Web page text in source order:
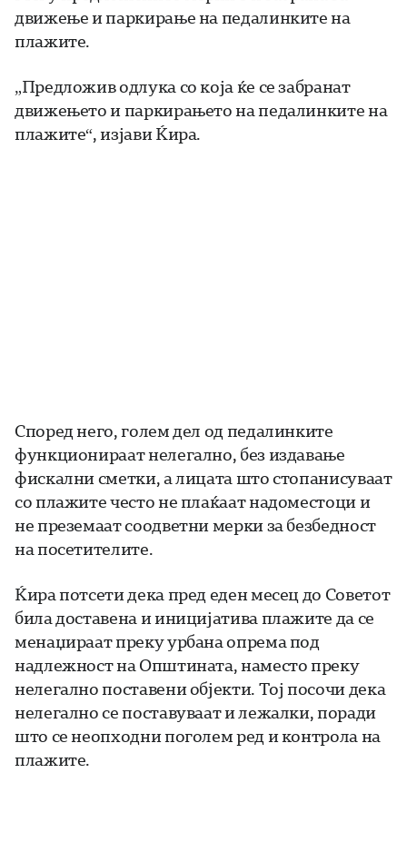
движење и паркирање на педалинките на
плажите.
„Предложив одлука со која ќе се забранат
движењето и паркирањето на педалинките на
плажите“, изјави Ќира.
Според него, голем дел од педалинките
функционираат нелегално, без издавање
фискални сметки, а лицата што стопанисуваат
со плажите често не плаќаат надоместоци и
не преземаат соодветни мерки за безбедност
на посетителите.
Ќира потсети дека пред еден месец до Советот
била доставена и иницијатива плажите да се
менаџираат преку урбана опрема под
надлежност на Општината, наместо преку
нелегално поставени објекти. Тој посочи дека
нелегално се поставуваат и лежалки, поради
што се неопходни поголем ред и контрола на
плажите.